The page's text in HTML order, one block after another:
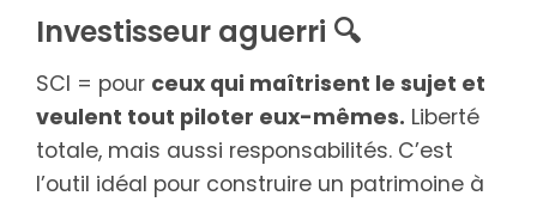
Investisseur aguerri 🔍
SCI = pour ceux qui maîtrisent le sujet et
veulent tout piloter eux-mêmes. Liberté
totale, mais aussi responsabilités. C’est
l’outil idéal pour construire un patrimoine à